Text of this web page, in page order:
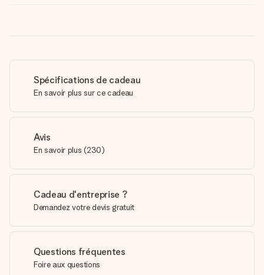
Spécifications de cadeau
En savoir plus sur ce cadeau
Avis
En savoir plus (230)
Cadeau d'entreprise ?
Demandez votre devis gratuit
Questions fréquentes
Foire aux questions